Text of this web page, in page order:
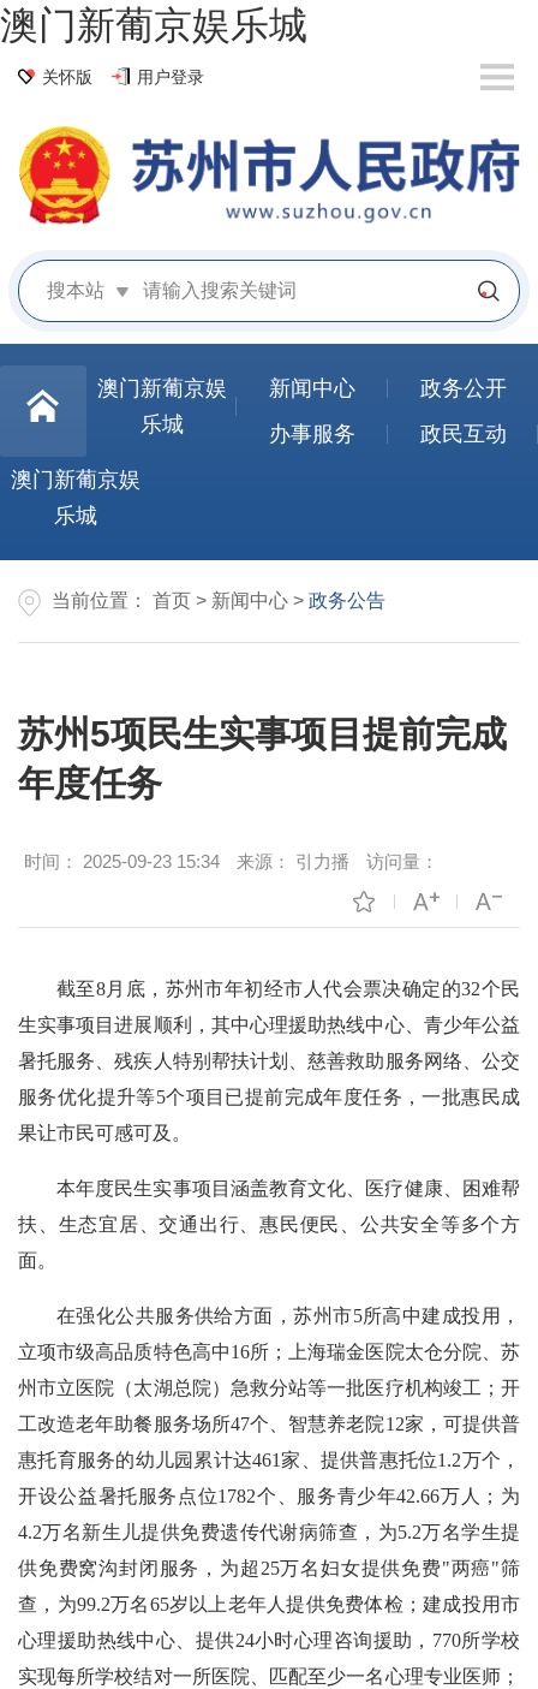
澳门新葡京娱乐城
关怀版 用户登录
搜本站
澳门新葡京娱
乐城
新闻中心
政务公开
办事服务
政民互动
澳门新葡京娱
乐城
当前位置： 首页 > 新闻中心 > 政务公告
苏州5项民生实事项目提前完成
年度任务
时间： 2025-09-23 15:34 来源： 引力播 访问量：
截至8月底，苏州市年初经市人代会票决确定的32个民
生实事项目进展顺利，其中心理援助热线中心、青少年公益
暑托服务、残疾人特别帮扶计划、慈善救助服务网络、公交
服务优化提升等5个项目已提前完成年度任务，一批惠民成
果让市民可感可及。
本年度民生实事项目涵盖教育文化、医疗健康、困难帮
扶、生态宜居、交通出行、惠民便民、公共安全等多个方
面。
在强化公共服务供给方面，苏州市5所高中建成投用，
立项市级高品质特色高中16所；上海瑞金医院太仓分院、苏
州市立医院（太湖总院）急救分站等一批医疗机构竣工；开
工改造老年助餐服务场所47个、智慧养老院12家，可提供普
惠托育服务的幼儿园累计达461家、提供普惠托位1.2万个，
开设公益暑托服务点位1782个、服务青少年42.66万人；为
4.2万名新生儿提供免费遗传代谢病筛查，为5.2万名学生提
供免费窝沟封闭服务，为超25万名妇女提供免费"两癌"筛
查，为99.2万名65岁以上老年人提供免费体检；建成投用市
心理援助热线中心、提供24小时心理咨询援助，770所学校
实现每所学校结对一所医院、匹配至少一名心理专业医师；